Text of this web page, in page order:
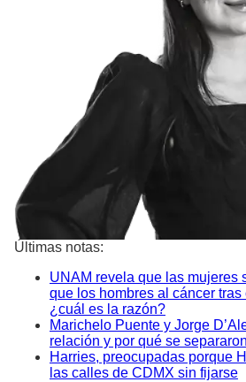
Últimas notas:
UNAM revela que las mujeres
que los hombres al cáncer tras
¿cuál es la razón?
Marichelo Puente y Jorge
relación y por qué se
Harries, preocupadas porque
las calles de CDMX sin fijarse